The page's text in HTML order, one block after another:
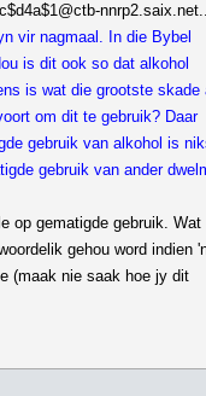
vir nagmaal. In die Bybel
is dit ook so dat alkohol
is wat die grootste skade
om dit te gebruik? Daar
gebruik van alkohol is
gebruik van ander
op gematigde gebruik. Wat
gehou word indien
(maak nie saak hoe jy dit